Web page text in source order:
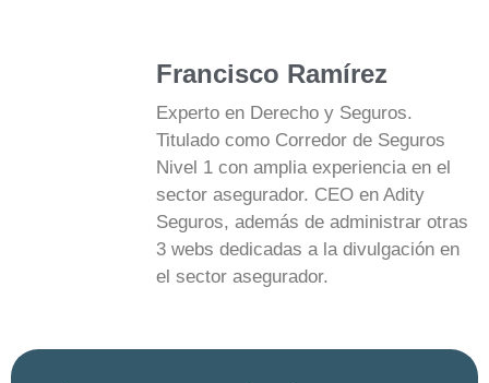
Francisco Ramírez
Experto en Derecho y Seguros.
Titulado como Corredor de Seguros
Nivel 1 con amplia experiencia en el
sector asegurador. CEO en Adity
Seguros, además de administrar otras
3 webs dedicadas a la divulgación en
el sector asegurador.